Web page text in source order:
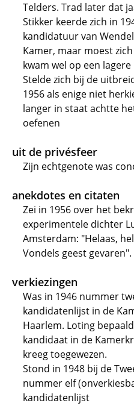
Telders. Trad later dat
Stikker keerde zich in
kandidatuur van
Kamer, maar moest
kwam wel op een
Stelde zich bij de
1956 als enige niet
langer in staat achtte
oefenen
uit de privésfeer
Zijn echtgenote was
anekdotes en citaten
Zei in 1956 over het
experimentele dichter
Amsterdam: "Helaas,
Vondels geest gevaren".
verkiezingen
Was in 1946 nummer
kandidatenlijst in de
Haarlem. Loting
kandidaat in de
kreeg toegewezen.
Stond in 1948 bij de
nummer elf
kandidatenlijst